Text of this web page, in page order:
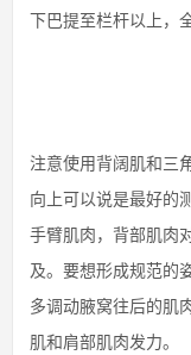
下巴提至栏杆以上，
注意使用背阔肌和三
向上可以说是最好的
手臂肌肉，背部肌肉
及。要想形成规范的
多调动腋窝往后的肌
肌和肩部肌肉发力。